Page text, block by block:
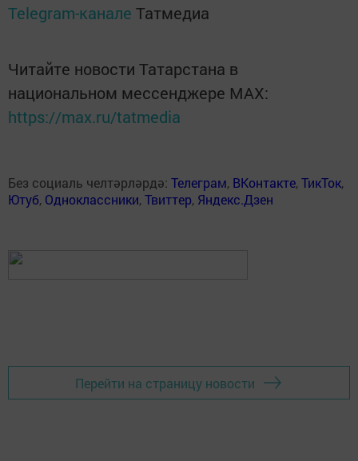
Telegram-канале Татмедиа
Читайте новости Татарстана в
национальном мессенджере MАХ:
https://max.ru/tatmedia
Без социаль челтәрләрдә: Телеграм, ВКонтакте,ТикТок,
Ютуб, Одноклассники,Твиттер, Яндекс.Дзен
Перейти на страницу новости